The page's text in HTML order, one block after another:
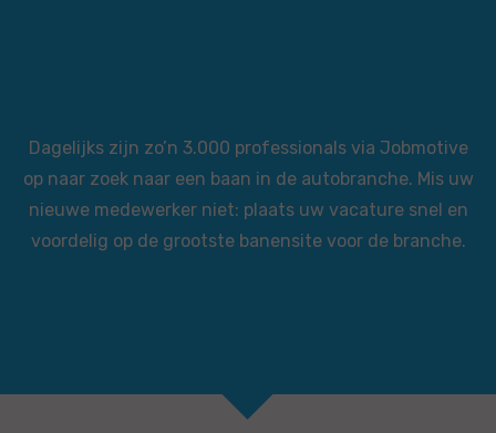
Dagelijks zijn zo’n 3.000 professionals via Jobmotive
op naar zoek naar een baan in de autobranche. Mis uw
nieuwe medewerker niet: plaats uw vacature snel en
voordelig op de grootste banensite voor de branche.